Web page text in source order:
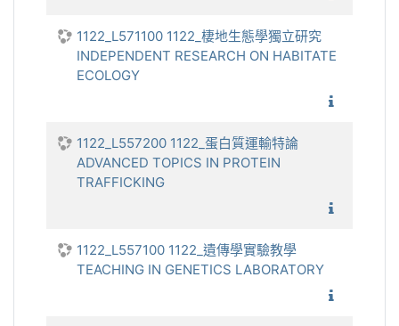
1122_L571100 1122_棲地生態學獨立研究
INDEPENDENT RESEARCH ON HABITATE
ECOLOGY
1122_L557200 1122_蛋白質運輸特論
ADVANCED TOPICS IN PROTEIN
TRAFFICKING
1122_L557100 1122_遺傳學實驗教學
TEACHING IN GENETICS LABORATORY